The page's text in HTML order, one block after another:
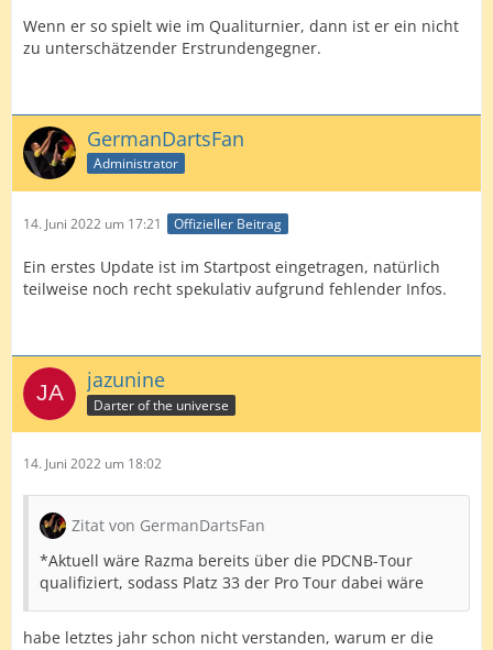
Wenn er so spielt wie im Qualiturnier, dann ist er ein nicht
zu unterschätzender Erstrundengegner.
GermanDartsFan
Administrator
14. Juni 2022 um 17:21 Offizieller Beitrag
Ein erstes Update ist im Startpost eingetragen, natürlich
teilweise noch recht spekulativ aufgrund fehlender Infos.
jazunine
Darter of the universe
14. Juni 2022 um 18:02
Zitat von GermanDartsFan
*Aktuell wäre Razma bereits über die PDCNB-Tour
qualifiziert, sodass Platz 33 der Pro Tour dabei wäre
habe letztes jahr schon nicht verstanden, warum er die